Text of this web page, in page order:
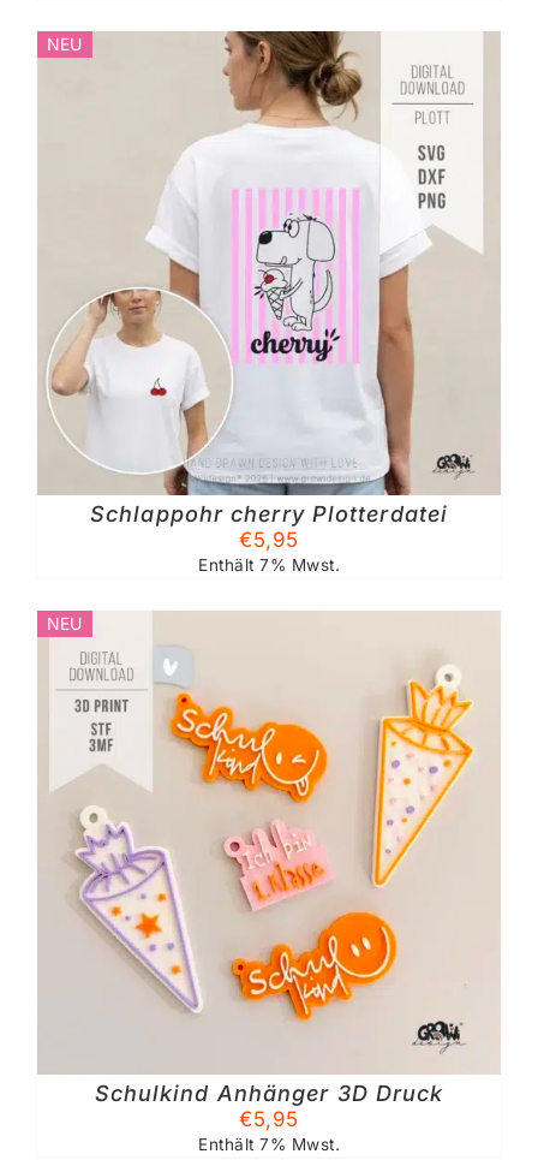
NEU
Schlappohr cherry Plotterdatei
€5,95
Enthält 7% Mwst.
NEU
Schulkind Anhänger 3D Druck
€5,95
Enthält 7% Mwst.